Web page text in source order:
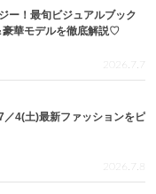
ー！最旬ビジュアルブック
豪華モデルを徹底解説♡
2026.7.7
／4(土)最新ファッションをピ
2026.7.8